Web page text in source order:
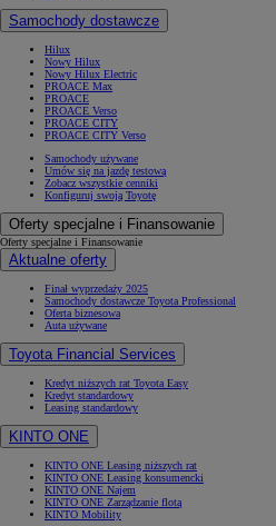
Samochody dostawcze
Hilux
Nowy Hilux
Nowy Hilux Electric
PROACE Max
PROACE
PROACE Verso
PROACE CITY
PROACE CITY Verso
Samochody używane
Umów się na jazdę testową
Zobacz wszystkie cenniki
Konfiguruj swoją Toyotę
Oferty specjalne i Finansowanie
Oferty specjalne i Finansowanie
Aktualne oferty
Finał wyprzedaży 2025
Samochody dostawcze Toyota Professional
Oferta biznesowa
Auta używane
Toyota Financial Services
Kredyt niższych rat Toyota Easy
Kredyt standardowy
Leasing standardowy
KINTO ONE
KINTO ONE Leasing niższych rat
KINTO ONE Leasing konsumencki
KINTO ONE Najem
KINTO ONE Zarządzanie flotą
KINTO Mobility